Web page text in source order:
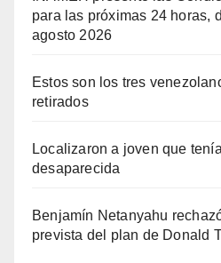
para las próximas 24 horas,
agosto 2026
Estos son los tres
retirados
Localizaron a joven que
desaparecida
Benjamín Netanyahu
prevista del plan de Donald